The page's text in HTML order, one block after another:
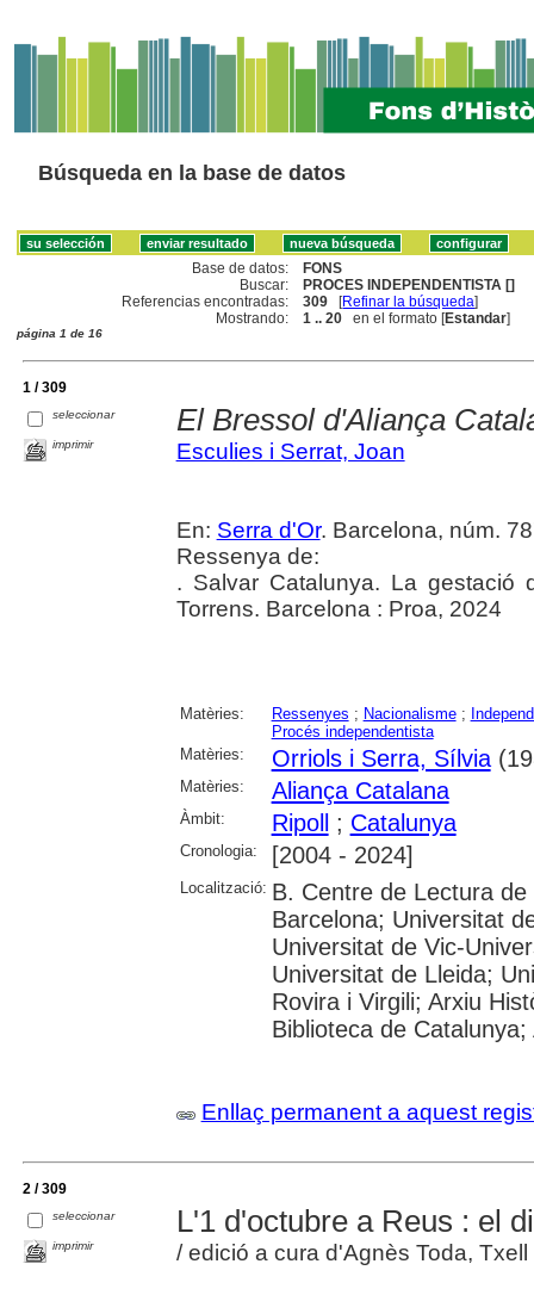
Búsqueda en la base de datos
Base de datos:
FONS
Buscar:
PROCES INDEPENDENTISTA []
Referencias encontradas:
309 [Refinar la búsqueda]
Mostrando:
1 .. 20 en el formato [Estandar]
página 1 de 16
1 / 309
seleccionar
imprimir
El Bressol d'Aliança
Esculies i Serrat, Joan
En: Serra d'Or. Barcelona, núm.
Ressenya de:
. Salvar Catalunya. La gestació
Torrens. Barcelona : Proa, 2024
Matèries: Ressenyes ; Nacionalisme;
Procés independentista
Matèries:
Orriols i Serra, Sílvia
Matèries: Aliança Catalana
Àmbit: Ripoll ; Catalunya
Cronologia: [2004 - 2024]
Localització: B. Centre de Lectura
Barcelona; Universitat
Universitat de Vic-
Universitat de Lleida;
Rovira i Virgili; Arxiu
Biblioteca de
Enllaç permanent a aquest
2 / 309
seleccionar
imprimir
L'1 d'octubre a Reus : el
/ edició a cura d'Agnès Toda,